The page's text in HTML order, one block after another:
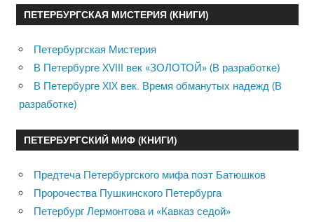
ПЕТЕРБУРГСКАЯ МИСТЕРИЯ (КНИГИ)
Петербургская Мистерия
В Петербурге XVIII век «ЗОЛОТОЙ» (В разработке)
В Петербурге XIX век. Время обманутых надежд (В
разработке)
ПЕТЕРБУРГСКИЙ МИФ (КНИГИ)
Предтеча Петербургского мифа поэт Батюшков
Пророчества Пушкинского Петербурга
Петербург Лермонтова и «Кавказ седой»